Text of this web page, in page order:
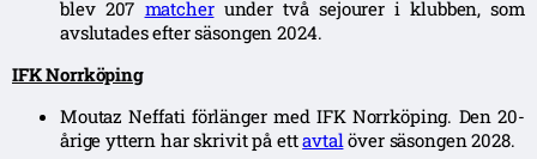
blev 207 matcherunder två sejourer i klubben, som
avslutades efter säsongen 2024.
IFK Norrköping
Moutaz Neffati förlänger med IFK Norrköping. Den 20-
årige yttern har skrivit på ettavtalöver säsongen 2028.